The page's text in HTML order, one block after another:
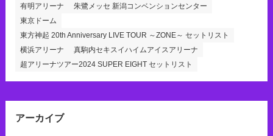
有明アリーナ
朱鷺メッセ 新潟コンベンションセンター
東京ドーム
東方神起 20th Anniversary LIVE TOUR ～ZONE～ セットリスト
横浜アリーナ
真駒内セキスイハイムアイスアリーナ
超アリーナツアー2024 SUPER EIGHT セットリスト
アーカイブ